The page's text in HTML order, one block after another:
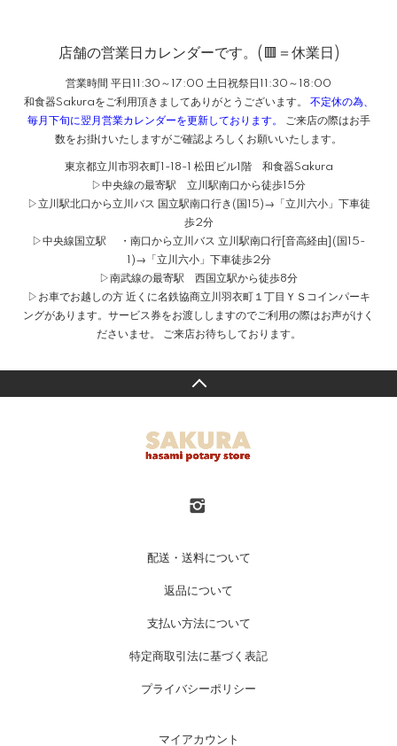
店舗の営業日カレンダーです。(🟥＝休業日)
営業時間 平日11:30～17:00 土日祝祭日11:30～18:00
和食器Sakuraをご利用頂きましてありがとうございます。 不定休の為、
毎月下旬に翌月営業カレンダーを更新しております。
ご来店の際はお手
数をお掛けいたしますがご確認よろしくお願いいたします。
東京都立川市羽衣町1-18-1 松田ビル1階 和食器Sakura
▷中央線の最寄駅 立川駅南口から徒歩15分
▷立川駅北口から立川バス 国立駅南口行き(国15)→「立川六小」下車徒
歩2分
▷中央線国立駅 ・南口から立川バス 立川駅南口行[音高経由](国15-
1)→「立川六小」下車徒歩2分
▷南武線の最寄駅 西国立駅から徒歩8分
▷お車でお越しの方 近くに名鉄協商立川羽衣町１丁目ＹＳコインパーキ
ングがあります。サービス券をお渡ししますのでご利用の際はお声がけく
ださいませ。 ご来店お待ちしております。
配送・送料について
返品について
支払い方法について
特定商取引法に基づく表記
プライバシーポリシー
マイアカウント